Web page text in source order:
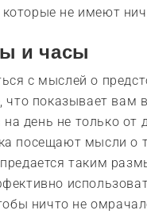
не имеют
и часы
с мыслей о
что показывает вам
на день не только
посещают мысли о
таким
ничто не